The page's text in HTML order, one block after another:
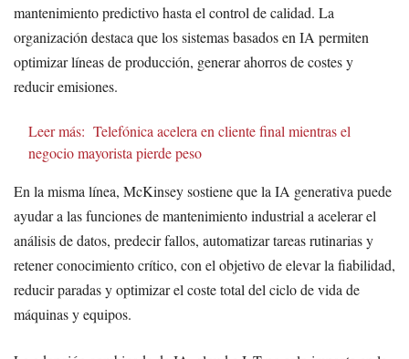
mantenimiento predictivo hasta el control de calidad. La
organización destaca que los sistemas basados en IA permiten
optimizar líneas de producción, generar ahorros de costes y
reducir emisiones.
Leer más: Telefónica acelera en cliente final mientras el
negocio mayorista pierde peso
En la misma línea, McKinsey sostiene que la IA generativa puede
ayudar a las funciones de mantenimiento industrial a acelerar el
análisis de datos, predecir fallos, automatizar tareas rutinarias y
retener conocimiento crítico, con el objetivo de elevar la fiabilidad,
reducir paradas y optimizar el coste total del ciclo de vida de
máquinas y equipos.